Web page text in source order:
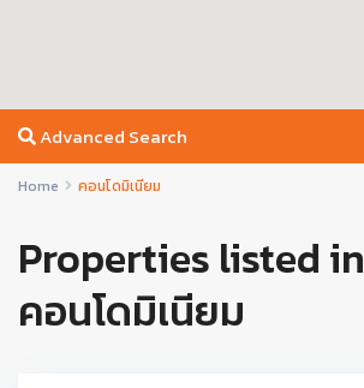
Advanced Search
Home คอนโดมิเนียม
Properties listed in
คอนโดมิเนียม